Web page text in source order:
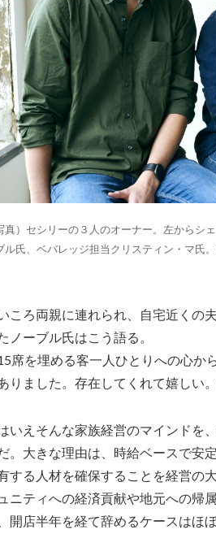
真）セシリーの３人のオーナー。左からシ
ル氏、ベバレッジ担当クリスティン・マ氏。
ころ両親に連れられ、自宅近くの
ノーブル氏はこう語る。
15席を埋める客一人ひとりへの心
りました。存在してくれて嬉しい
いえそんな家族経営のマインドを
。大きな理由は、時給ベースで安
する人材を確保することを経営の
ニティへの経済貢献や地元への帰
開店半年を経て辞めるケースはほ